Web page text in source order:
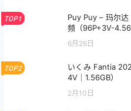
TOP1
Puy Puy – 玛尔
频（96P+3V-
6月26日
TOP2
いくみ Fantia
4V｜1.56GB）
2月10日